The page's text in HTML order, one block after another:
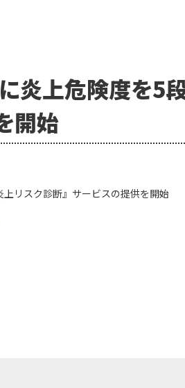
炎上危険度を5
開始
リスク診断』サービスの提供を開始